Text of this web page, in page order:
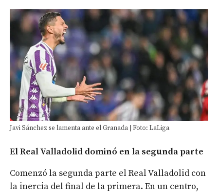
Javi Sánchez se lamenta ante el Granada | Foto: LaLiga
El Real Valladolid dominó en la segunda parte
Comenzó la segunda parte el Real Valladolid con
la inercia del final de la primera. En un centro,